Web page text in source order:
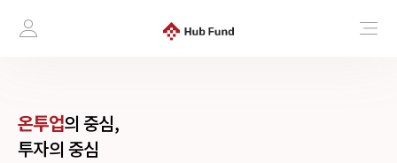
온투업의 중심,
투자의 중심